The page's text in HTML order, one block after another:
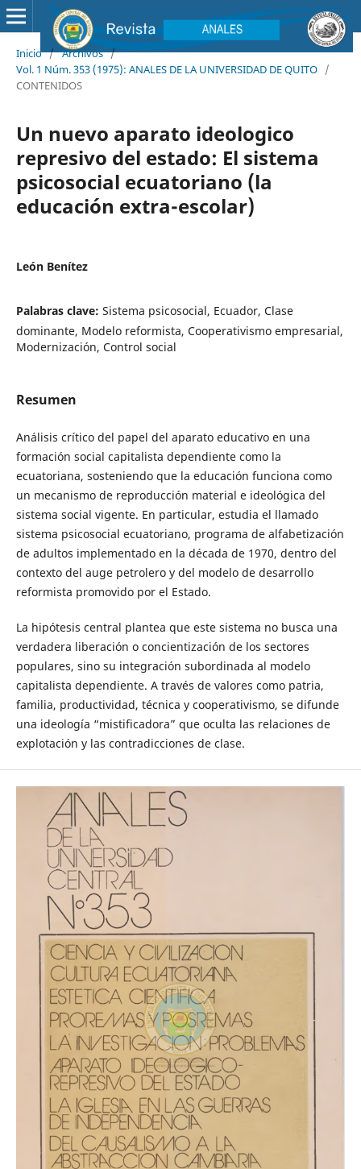
Inicio / Archivos /
Vol. 1 Núm. 353 (1975): ANALES DE LA UNIVERSIDAD DE QUITO /
CONTENIDOS
Un nuevo aparato ideologico
represivo del estado: El sistema
psicosocial ecuatoriano (la
educación extra-escolar)
León Benítez
Palabras clave: Sistema psicosocial, Ecuador, Clase
dominante, Modelo reformista, Cooperativismo empresarial,
Modernización, Control social
Resumen
Análisis crítico del papel del aparato educativo en una
formación social capitalista dependiente como la
ecuatoriana, sosteniendo que la educación funciona como
un mecanismo de reproducción material e ideológica del
sistema social vigente. En particular, estudia el llamado
sistema psicosocial ecuatoriano, programa de alfabetización
de adultos implementado en la década de 1970, dentro del
contexto del auge petrolero y del modelo de desarrollo
reformista promovido por el Estado.
La hipótesis central plantea que este sistema no busca una
verdadera liberación o concientización de los sectores
populares, sino su integración subordinada al modelo
capitalista dependiente. A través de valores como patria,
familia, productividad, técnica y cooperativismo, se difunde
una ideología “mistificadora” que oculta las relaciones de
explotación y las contradicciones de clase.